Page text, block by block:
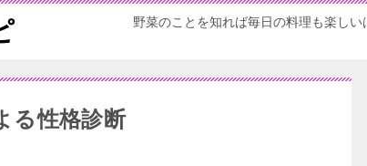
野菜のことを知れば毎日の料理も楽し
る性格診断